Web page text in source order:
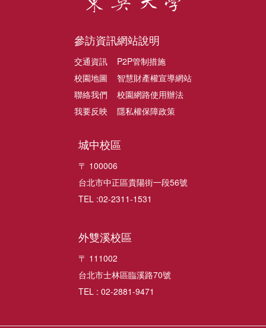
參訪資訊
交通資訊
校園地圖
聯絡我們
我要反映
網站說明
P2P管制措施
智慧財產權宣導網站
校園網路使用辦法
隱私權保障政策
城中校區
〒 100006
台北市中正區貴陽街一段56號
TEL :02-2311-1531
外雙溪校區
〒 111002
台北市士林區臨溪路70號
TEL : 02-2881-9471